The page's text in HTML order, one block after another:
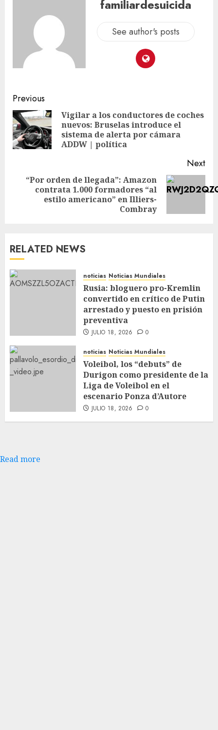
familiardesuicida
See author's posts
Previous
Vigilar a los conductores de coches
nuevos: Bruselas introduce el
sistema de alerta por cámara
ADDW | política
Next
“Por orden de llegada”: Amazon
contrata 1.000 formadores “al
estilo americano” en Illiers-
Combray
RELATED NEWS
noticias Noticias Mundiales
Rusia: bloguero pro-Kremlin
convertido en crítico de Putin
arrestado y puesto en prisión
preventiva
JULIO 18, 2026 0
noticias Noticias Mundiales
Voleibol, los “debuts” de
Durigon como presidente de la
Liga de Voleibol en el
escenario Ponza d’Autore
JULIO 18, 2026 0
Read more